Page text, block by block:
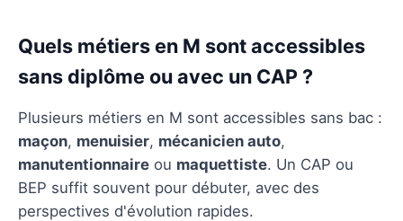
Quels métiers en M sont accessibles
sans diplôme ou avec un CAP ?
Plusieurs métiers en M sont accessibles sans bac :
maçon, menuisier, mécanicien auto,
manutentionnaire ou maquettiste. Un CAP ou
BEP suffit souvent pour débuter, avec des
perspectives d'évolution rapides.